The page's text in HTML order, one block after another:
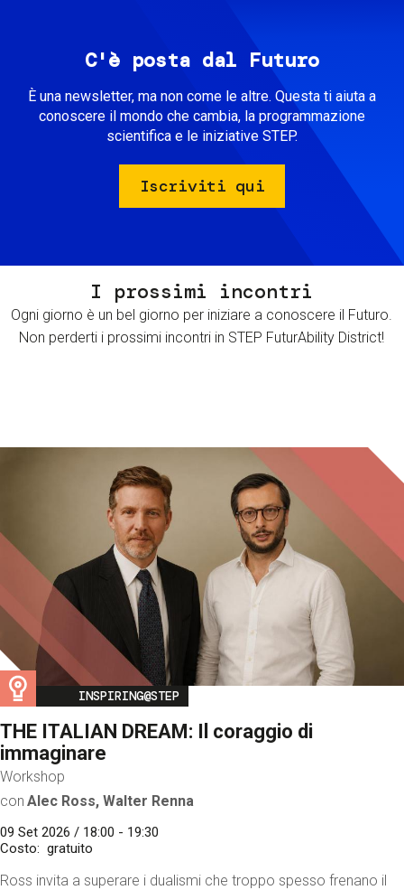
C'è posta dal Futuro
È una newsletter, ma non come le altre. Questa ti aiuta a
conoscere il mondo che cambia, la programmazione
scientifica e le iniziative STEP.
Iscriviti qui
I prossimi incontri
Ogni giorno è un bel giorno per iniziare a conoscere il Futuro.
Non perderti i prossimi incontri in STEP FuturAbility District!
Image
INSPIRING@STEP
THE ITALIAN DREAM: Il coraggio di
immaginare
Workshop
con Alec Ross, Walter Renna
09 Set 2026 / 18:00 - 19:30
Costo
gratuito
Ross invita a superare i dualismi che troppo spesso frenano il